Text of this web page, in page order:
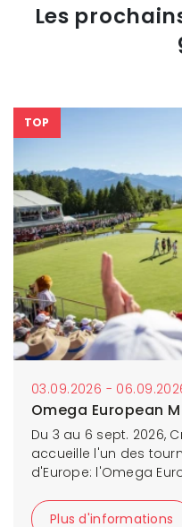
Les
03.09.2026 -
Omega European
Du 3 au 6 sept. 2026,
accueille l'un des
d'Europe: l'Omega
Plus d'informations
TOP